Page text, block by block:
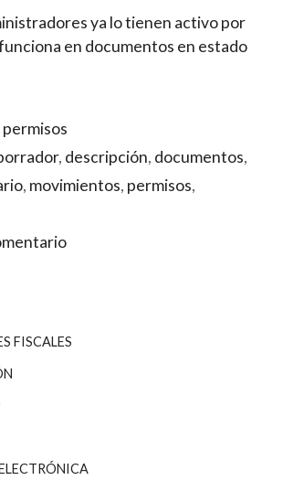
ya lo tienen activo por
en documentos en estado
permisos
, descripción, documentos,
, movimientos, permisos,
FISCALES